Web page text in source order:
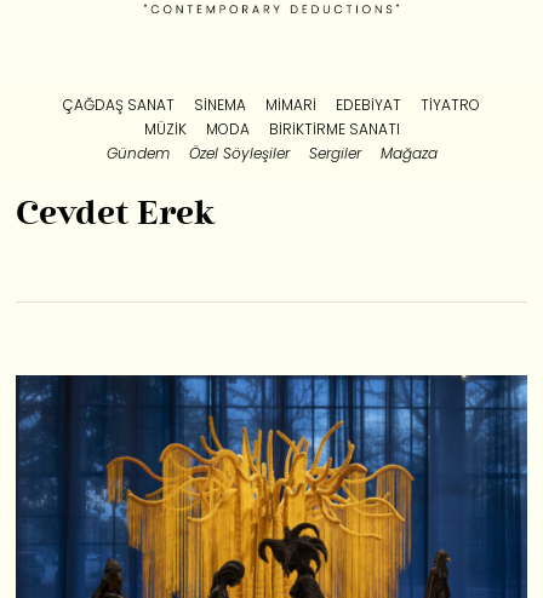
ÇAĞDAŞ SANAT SINEMA MIMARI EDEBIYAT
TIYATRO
MÜZIK
MODA
BIRIKTIRME SANATI
Gündem
Özel Söyleşiler Sergiler Mağaza
Cevdet Erek